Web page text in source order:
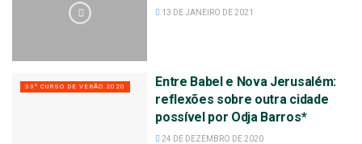
13 DE JANEIRO DE 2021
33º CURSO DE VERÃO 2020
Entre Babel e Nova Jerusalém:
reflexões sobre outra cidade
possível por Odja Barros*
24 DE DEZEMBRO DE 2020